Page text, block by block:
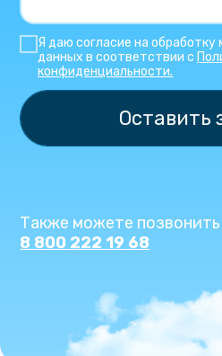
Также можете
8 800 222 19 68
Я даю согласие на обработку
данных в соответствии с
конфиденциальности.
Оставить